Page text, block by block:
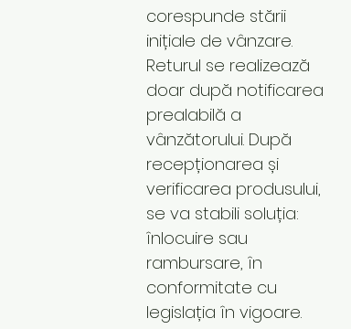
corespunde stării
inițiale de vânzare.
Returul se realizează
doar după notificarea
prealabilă a
vânzătorului. După
recepționarea și
verificarea produsului,
se va stabili soluția:
înlocuire sau
rambursare, în
conformitate cu
legislația în vigoare.